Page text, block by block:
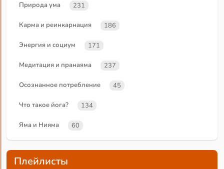
Природа ума 231
Карма и реинкарнация 186
Энергия и социум 171
Медитация и пранаяма 237
Осознанное потребление 45
Что такое йога? 134
Яма и Нияма 60
Плейлисты